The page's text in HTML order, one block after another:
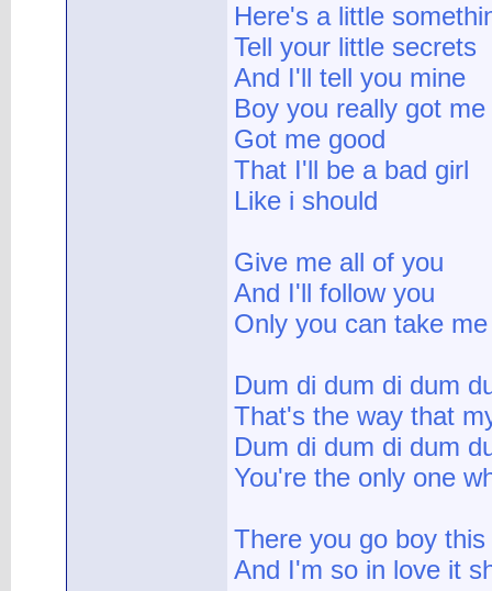
Here's a little
Tell your little secrets
And I'll tell you mine
Boy you really got me
Got me good
That I'll be a bad girl
Like i should
Give me all of you
And I'll follow you
Only you can take
Dum di dum di dum
That's the way that
Dum di dum di dum
You're the only one
There you go boy
And I'm so in love it